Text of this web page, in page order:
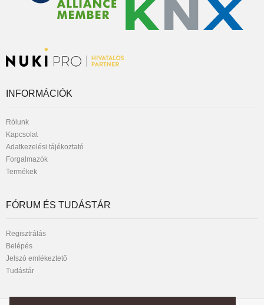
INFORMÁCIÓK
Rólunk
Kapcsolat
Adatkezelési tájékoztató
Forgalmazók
Termékek
FÓRUM ÉS TUDÁSTÁR
Regisztrálás
Belépés
Jelszó emlékeztető
Tudástár